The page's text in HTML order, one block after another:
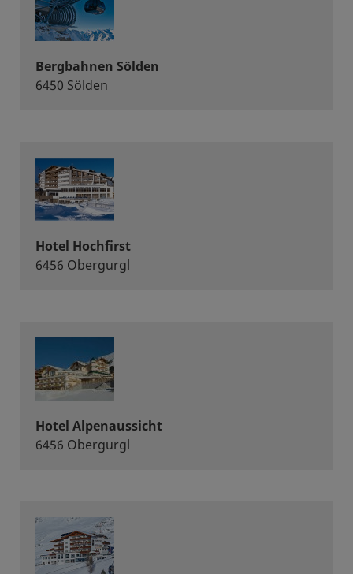
Bergbahnen Sölden
6450 Sölden
Hotel Hochfirst
6456 Obergurgl
Hotel Alpenaussicht
6456 Obergurgl